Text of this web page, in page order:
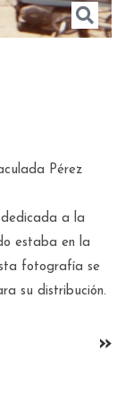
Pérez
a la
estaba en la
fotografía se
su distribución.
»